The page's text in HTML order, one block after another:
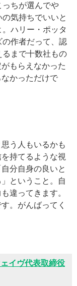
っちが選んでや
の気持ちでいいと
。ハリー・ポッタ
の作者だって、認
るまで十数社もの
もらえなかった
かっただけで
う人もいるかも
持てるような視
分自身の良いと
ということ。自
違ってきます。
。がんばってく
イヴ代表取締役